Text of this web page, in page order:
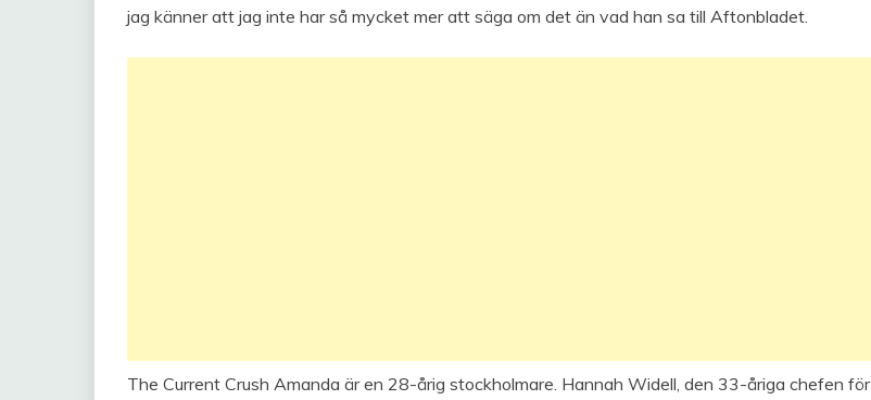
jag känner att jag inte har så mycket mer att säga om det än vad han sa till Aftonbladet.
The Current Crush Amanda är en 28-årig stockholmare. Hannah Widell, den 33-åriga chefen för